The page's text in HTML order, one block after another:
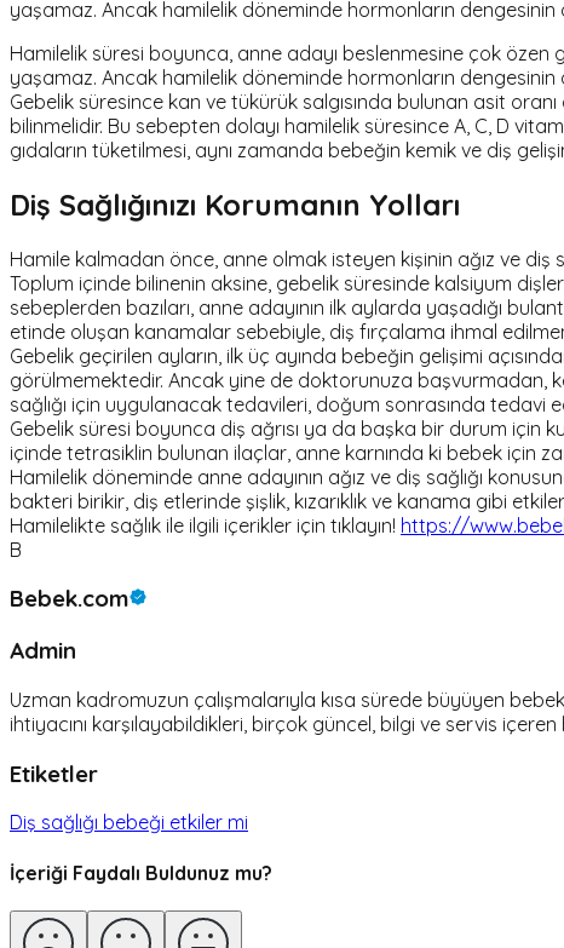
yaşamaz. Ancak hamilelik döneminde hormonların
Hamilelik süresi boyunca, anne adayı beslenmesine çok
yaşamaz. Ancak hamilelik döneminde hormonların
Gebelik süresince kan ve tükürük salgısında bulunan asit
bilinmelidir. Bu sebepten dolayı hamilelik süresince A, C, D
gıdaların tüketilmesi, aynı zamanda bebeğin kemik ve diş
Diş Sağlığınızı Korumanın Yolları
Hamile kalmadan önce, anne olmak isteyen kişinin ağız ve
Toplum içinde bilinenin aksine, gebelik süresinde kalsiyum
sebeplerden bazıları, anne adayının ilk aylarda yaşadığı
etinde oluşan kanamalar sebebiyle, diş fırçalama ihmal
Gebelik geçirilen ayların, ilk üç ayında bebeğin gelişimi
görülmemektedir. Ancak yine de doktorunuza başvurmadan,
sağlığı için uygulanacak tedavileri, doğum sonrasında tedavi
Gebelik süresi boyunca diş ağrısı ya da başka bir durum için
içinde tetrasiklin bulunan ilaçlar, anne karnında ki bebek için
Hamilelik döneminde anne adayının ağız ve diş sağlığı
bakteri birikir, diş etlerinde şişlik, kızarıklık ve kanama gibi
Hamilelikte sağlık ile ilgili içerikler için tıklayın! https://
B
Bebek.com
Admin
Uzman kadromuzun çalışmalarıyla kısa sürede büyüyen
ihtiyacını karşılayabildikleri, birçok güncel, bilgi ve servis içeren
Etiketler
Diş sağlığı bebeği etkiler mi
İçeriği Faydalı Buldunuz mu?